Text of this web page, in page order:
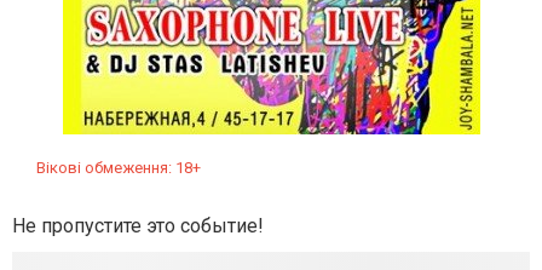
Вікові обмеження: 18+
Не пропустите это событие!